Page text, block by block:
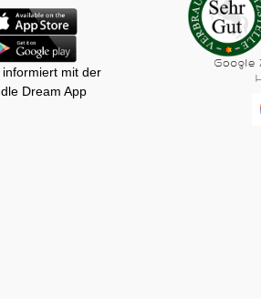
informiert mit der
Dream App